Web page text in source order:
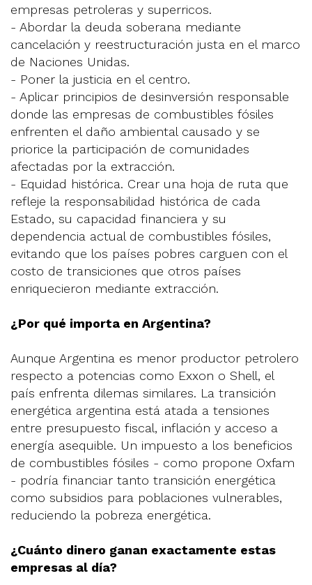
empresas petroleras y superricos.
- Abordar la deuda soberana mediante
cancelación y reestructuración justa en el marco
de Naciones Unidas.
- Poner la justicia en el centro.
- Aplicar principios de desinversión responsable
donde las empresas de combustibles fósiles
enfrenten el daño ambiental causado y se
priorice la participación de comunidades
afectadas por la extracción.
- Equidad histórica. Crear una hoja de ruta que
refleje la responsabilidad histórica de cada
Estado, su capacidad financiera y su
dependencia actual de combustibles fósiles,
evitando que los países pobres carguen con el
costo de transiciones que otros países
enriquecieron mediante extracción.
¿Por qué importa en Argentina?
Aunque Argentina es menor productor petrolero
respecto a potencias como Exxon o Shell, el
país enfrenta dilemas similares. La transición
energética argentina está atada a tensiones
entre presupuesto fiscal, inflación y acceso a
energía asequible. Un impuesto a los beneficios
de combustibles fósiles - como propone Oxfam
- podría financiar tanto transición energética
como subsidios para poblaciones vulnerables,
reduciendo la pobreza energética.
¿Cuánto dinero ganan exactamente estas
empresas al día?